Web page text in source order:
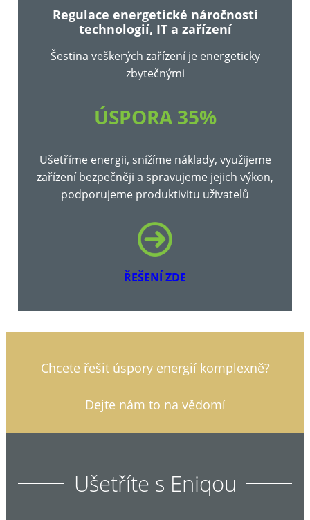
Regulace energetické náročnosti
technologií, IT a zařízení
Šestina veškerých zařízení je energeticky
zbytečnými
ÚSPORA 35%
Ušetříme energii, snížíme náklady, využijeme
zařízení bezpečněji a spravujeme jejich výkon,
podporujeme produktivitu uživatelů
ŘEŠENÍ ZDE
Chcete řešit úspory energií komplexně?
Dejte nám to na vědomí
Ušetříte s Eniqou